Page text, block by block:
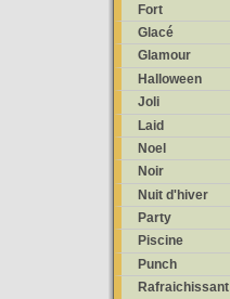
Fort
Glacé
Glamour
Halloween
Joli
Laid
Noel
Noir
Nuit d'hiver
Party
Piscine
Punch
Rafraichissant